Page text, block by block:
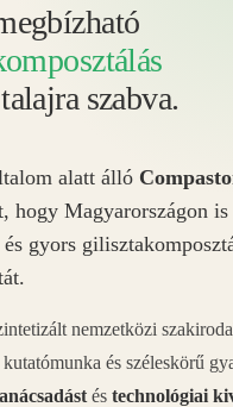
szabva.
alatt álló
hogy Magyarországon is
gyors
nemzetközi
és széleskörű
és technológiai